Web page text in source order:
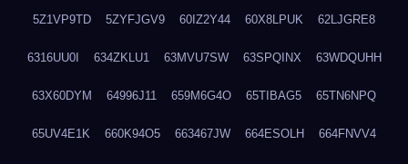
5Z1VP9TD 5ZYFJGV9 60IZ2Y44 60X8LPUK 62LJGRE8
6316UU0I 634ZKLU1 63MVU7SW 63SPQINX 63WDQUHH
63X60DYM 64996J11 659M6G4O 65TIBAG5 65TN6NPQ
65UV4E1K 660K94O5 663467JW 664ESOLH 664FNVV4